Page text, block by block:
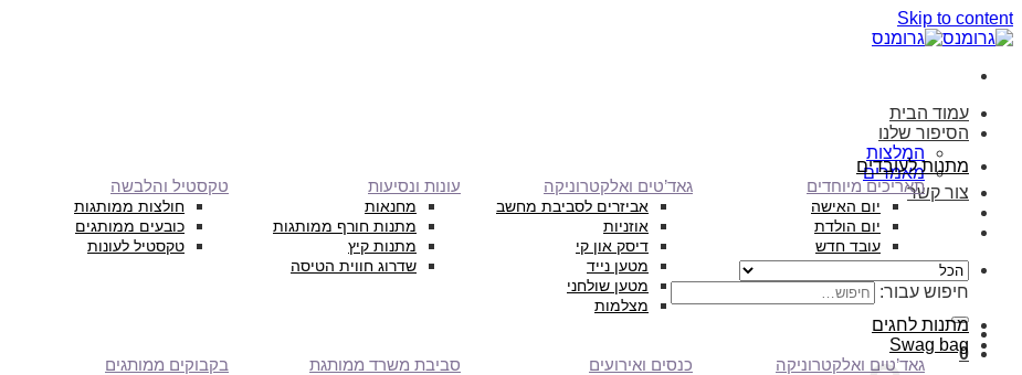
Skip to content
עמוד הבית
הסיפור שלנו
המלצות
מאמרים
צור קשר
חיפוש עבור:
0
מתנות לעובדים
תאריכים מיוחדים
יום האישה
יום הולדת
עובד חדש
גאד’טים ואלקטרוניקה
אביזרים לסביבת מחשב
אוזניות
דיסק און קי
מטען נייד
מטען שולחני
מצלמות
עונות ונסיעות
מחנאות
מתנות חורף ממותגות
מתנות קיץ
שדרוג חווית הטיסה
טקסטיל והלבשה
חולצות ממותגות
כובעים ממותגים
טקסטיל לעונות
מתנות לחגים
Swag bag
גאד’טים ואלקטרוניקה
כנסים ואירועים סביבת משרד ממותגת בקבוקים ממותגים